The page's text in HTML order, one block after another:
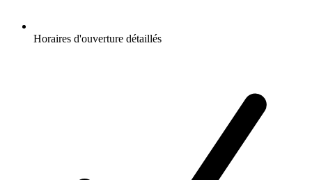
Horaires d'ouverture détaillés